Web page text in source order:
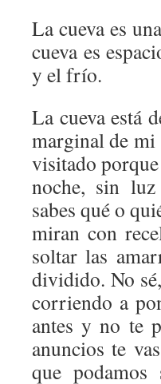
La cueva es
cueva es
y el frío.
La cueva está
marginal de mi
visitado
noche, sin
sabes qué o
miran con
soltar las
dividido. No
corriendo a
antes y no te
anuncios te
que